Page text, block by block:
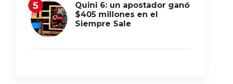
Quini 6: un apostador ganó
$405 millones en el
Siempre Sale